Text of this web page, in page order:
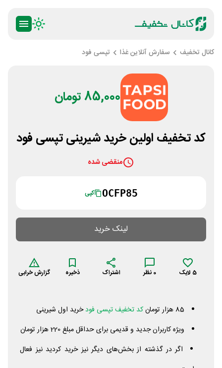
کانال تخفیف سفارش آنلاین غذا تپسی فود
85,000 تومان
کد تخفیف اولین خرید شیرینی تپسی فود
منقضی شده
OCFP85 کپی
لینک خرید
5 لایک 0 نظر اشتراک ذخیره گزارش خرابی
85 هزار تومان کد تخفیف تپسی فودخرید اول شیرینی
ویژه کاربران جدید و قدیمی برای حداقل مبلغ 220 هزار تومان
اگر در گذشته از بخش‌های دیگر نیز خرید کردید نیز فعال